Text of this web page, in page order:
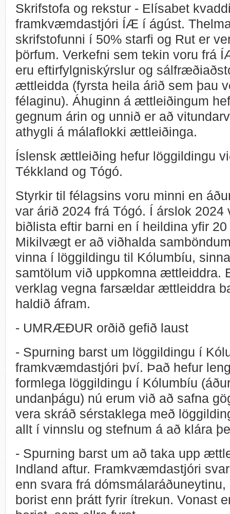
Skrifstofa og rekstur - Elísabet
framkvæmdastjóri ÍÆ í ágúst.
skrifstofunni í 50% starfi og Rut er
þörfum. Verkefni sem tekin voru frá
eru eftirfylgniskýrslur og
ættleidda (fyrsta heila árið sem þau
félaginu). Áhuginn á ættleiðingum
gegnum árin og unnið er að
athygli á málaflokki ættleiðinga.
Íslensk ættleiðing hefur löggildingu
Tékkland og Tógó.
Styrkir til félagsins voru minni en
var árið 2024 frá Tógó. Í árslok 2024
biðlista eftir barni en í heildina yfir
Mikilvægt er að viðhalda
vinna í löggildingu til Kólumbíu,
samtölum við uppkomna ættleiddra.
verklag vegna farsældar ættleiddra
haldið áfram.
- UMRÆÐUR orðið gefið laust
- Spurning barst um löggildingu í
framkvæmdastjóri því. Það hefur
formlega löggildingu í Kólumbíu
undanþágu) nú erum við að safna
vera skráð sérstaklega með
allt í vinnslu og stefnum á að klára
- Spurning barst um að taka upp
Indland aftur. Framkvæmdastjóri
enn svara frá
borist enn þrátt fyrir ítrekun. Vonast